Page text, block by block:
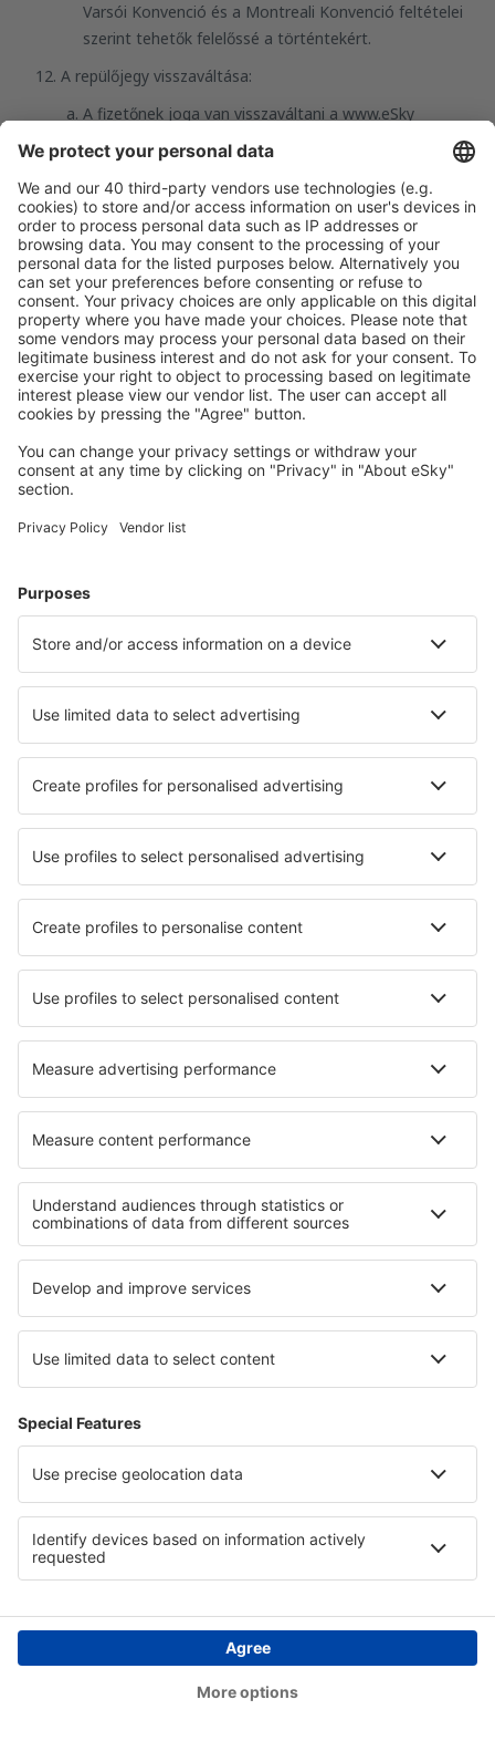
Varsói Konvenció és a Montreali Konvenció feltételei
szerint tehetők felelőssé a történtekért.
A repülőjegy visszaváltása:
A fizetőnek joga van visszaváltani a www.eSky
portálon vásárolt repülőjegyet, amennyiben a
közvetlenül a légitársaság által meghatározott
díjszabás erre lehetőséget nyújt. A repülőjegy
visszaváltása esetén lemondási díj kerülhet
felszámításra, amelynek mértékét a szállítók
szabályzata tartalmazza.
Ha a repülőjegy díjszabásánál figyelembe vették a
repülőjegy visszatérítésének lehetőségét, a Fizető
személy telefonon felveheti a kapcsolatot a Call
Centerrel a jegy visszatérítéséért, vagy saját maga
kérhet visszatérítést a Fuvarozótól.
A használt fizetési formától függően, a Szállítótól a
Felhasználónak a visszaváltott repülőjegyért járó
kártyájára utalják, a Szolgáltatónak befizetett összeg
időpontjának az a nap számít, amelyen a visszatérítés
összege leemelésre került a Szolgáltató
bankszámlájáról.
A helyfoglalás változtatása / módosítása, kiegészítő
szolgáltatások
A Felhasználó saját maga változtat a foglaláson
vagy a www.eSky.hu weboldalon található
kapcsolatfelvételi űrlapon keresztül. Ha az indulás
időpontjáig kevesebb mint 48 óra van hátra, a foglalás
a Fuvarozónál lehetséges.
A repülőjegy módosítása, amennyiben van rá
lehetőség, a Szállító által meghatározott költséggel és
módon történhet. A repülőjegy módosításának teljes
(jegymódosítás díja, amelyet a légitársaság
szabályzata díjtáblázat formájában tartalmaz,
valamint a vissza nem térítendő szolgáltatási díj a
módosítás / kiegészítő szolgáltatás megrendelése
miatt)
díjszabásból adódó különbözet (a jegy eredeti ára
és a módosítás során létrejött új ár közötti
különbség)
adók és illetékek különbözete (esetleges eltérés az
során keletkezett új adó- és illetéktartalom között)
Rendszerben a Szolgáltató végzi el, a megvásárolt
szolgáltatások díjtáblázata szerint.
A megvásárolt jegyen végrehajtott módosítások
és kiegészítő szolgáltatások díjtáblázata (HUF-
ban feltüntetett értékek)
személyenként
A jegy módosítása (időpont, útvonal,
A jegy lemondása vagy visszaváltása